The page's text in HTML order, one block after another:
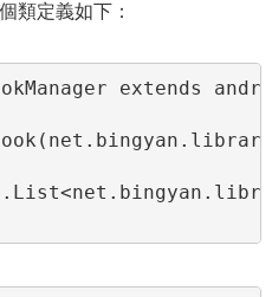
類定義如下：
extends